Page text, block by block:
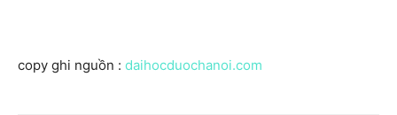
copy ghi nguồn : daihocduochanoi.com